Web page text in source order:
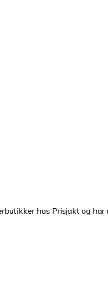
hos Prisjakt og